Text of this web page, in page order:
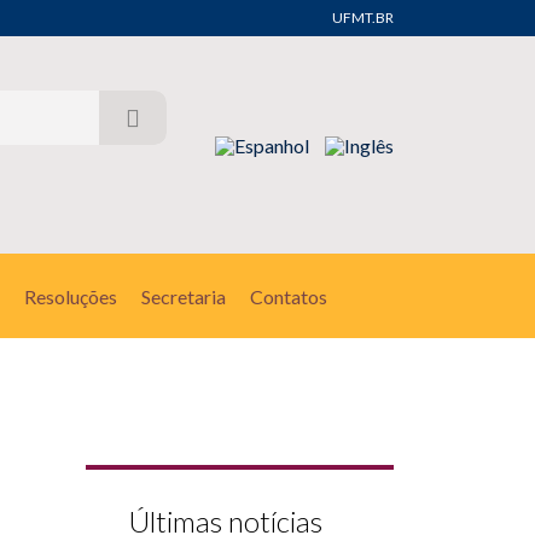
UFMT.BR
Resoluções Secretaria Contatos
Últimas notícias